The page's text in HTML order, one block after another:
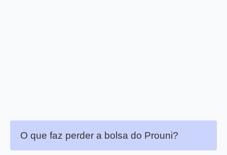
O que faz perder a bolsa do Prouni?